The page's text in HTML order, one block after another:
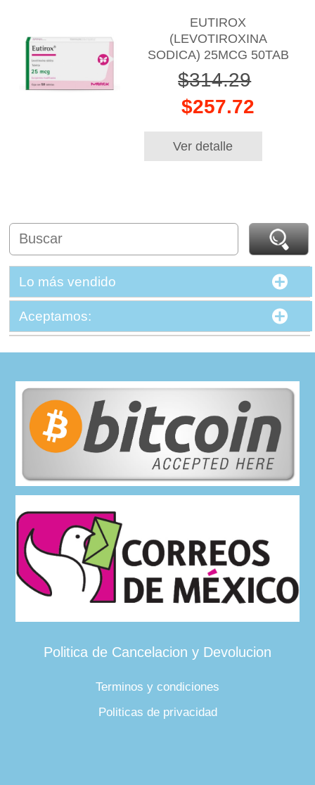
EUTIROX
(LEVOTIROXINA
SODICA) 25MCG 50TAB
$314.29
$257.72
Ver detalle
Lo más vendido
Aceptamos:
Politica de Cancelacion y Devolucion
Terminos y condiciones
Politicas de privacidad